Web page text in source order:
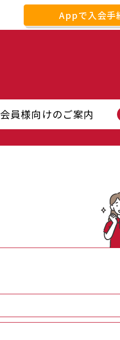
Appで入会手
会員様向けのご案内